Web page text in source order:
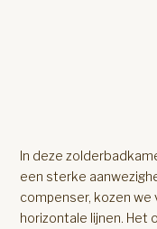
In deze
een sterke
compenser, kozen
horizontale lijnen.